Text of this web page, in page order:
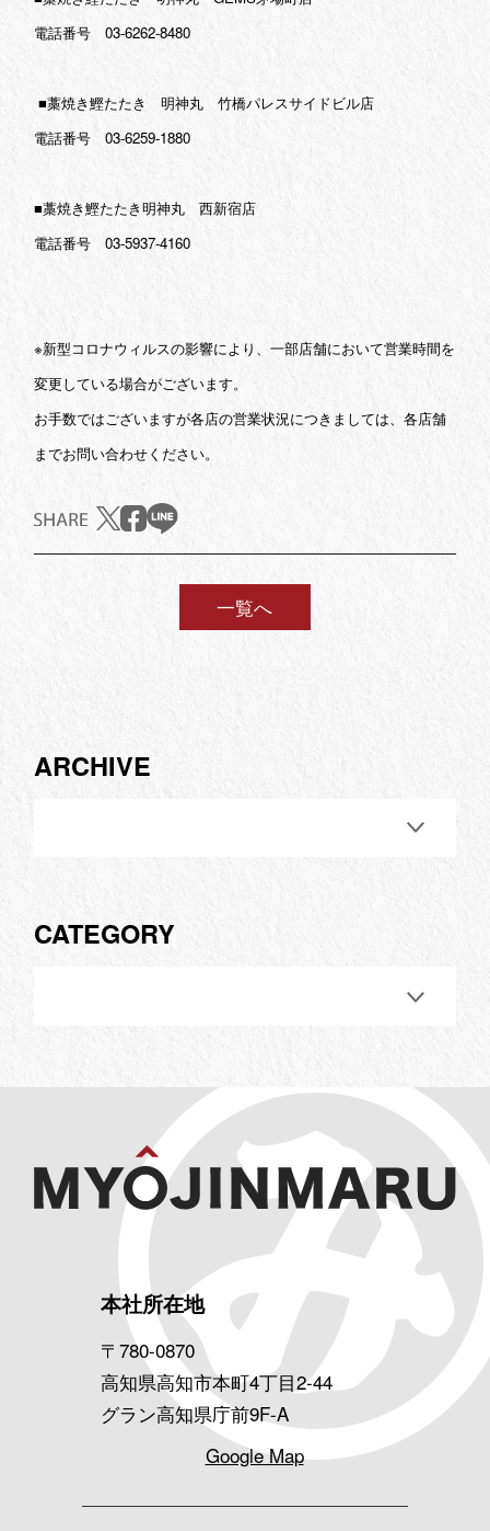
電話番号 03-6262-8480
■藁焼き鰹たたき 明神丸 竹橋パレスサイドビル店
電話番号 03-6259-1880
■藁焼き鰹たたき明神丸 西新宿店
電話番号 03-5937-4160
※新型コロナウィルスの影響により、一部店舗において営業時間を
変更している場合がございます。
お手数ではございますが各店の営業状況につきましては、各店舗
までお問い合わせください。
一覧へ
ARCHIVE
CATEGORY
本社所在地
〒780-0870
高知県高知市本町4丁目2-44
グラン高知県庁前9F-A
Google Map